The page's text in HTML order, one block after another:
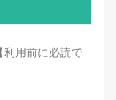
利用前に必読で